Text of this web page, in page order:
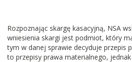
Rozpoznając skargę kasacyjną, NSA
wniesienia skargi jest podmiot, który
tym w danej sprawie decyduje przepis
to przepisy prawa materialnego,